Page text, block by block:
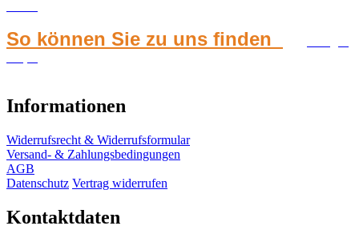
So können Sie zu uns finden
Informationen
Widerrufsrecht & Widerrufsformular
Versand- & Zahlungsbedingungen
AGB
Datenschutz Vertrag widerrufen
Kontaktdaten